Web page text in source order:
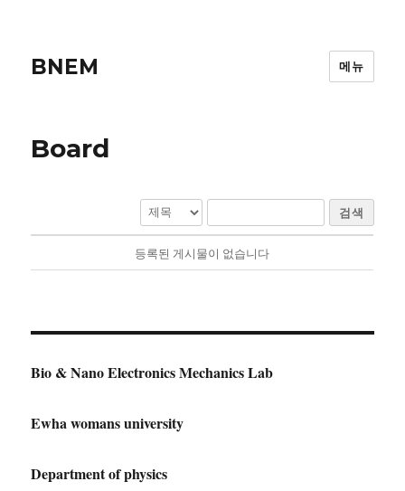
BNEM 메뉴
Board
검색
등록된 게시물이 없습니다
Bio & Nano Electronics Mechanics Lab
Ewha womans university
Department of physics